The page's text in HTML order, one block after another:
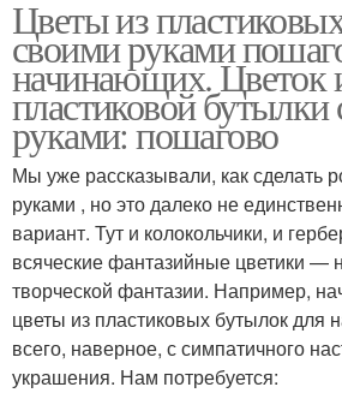
Цветы из
своими руками
начинающих. Цветок
пластиковой
руками: пошагово
Мы уже рассказывали, как сделать
руками , но это далеко не
вариант. Тут и колокольчики, и
всяческие фантазийные цветики —
творческой фантазии. Например,
цветы из пластиковых бутылок
всего, наверное, с симпатичного
украшения. Нам потребуется: